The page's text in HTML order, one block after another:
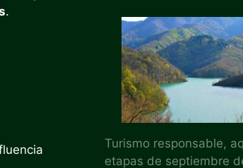
.
Turismo responsable,
etapas de septiembre